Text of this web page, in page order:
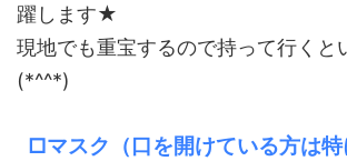
躍します★
現地でも重宝するので持って行くと
(*^^*)
□マスク（口を開けている方は